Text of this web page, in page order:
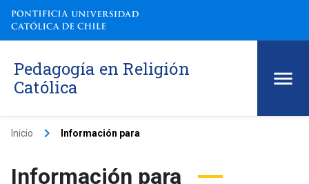
Pedagogía en Religión
Católica
Inicio keyboard_arrow_right Información para
Información para